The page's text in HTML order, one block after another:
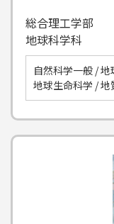
総合理工学部
地球科学科
自然科学一般 /
地球生命科学 /